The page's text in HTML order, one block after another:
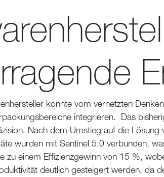
konnte vom vernetzten
integrieren. Das
Nach dem Umstieg auf die
wurden mit Sentinel 5.0 verbunden,
zu einem Effizienzgewinn von 15 %,
deutlich gesteigert werden, da